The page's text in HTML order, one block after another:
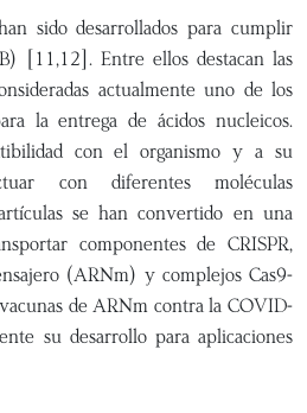
sido desarrollados para cumplir
[11,12]. Entre ellos destacan las
actualmente uno de los
la entrega de ácidos nucleicos.
con el organismo y a su
con diferentes moléculas
se han convertido en una
componentes de CRISPR,
(ARNm) y complejos Cas9-
de ARNm contra la COVID-
su desarrollo para aplicaciones